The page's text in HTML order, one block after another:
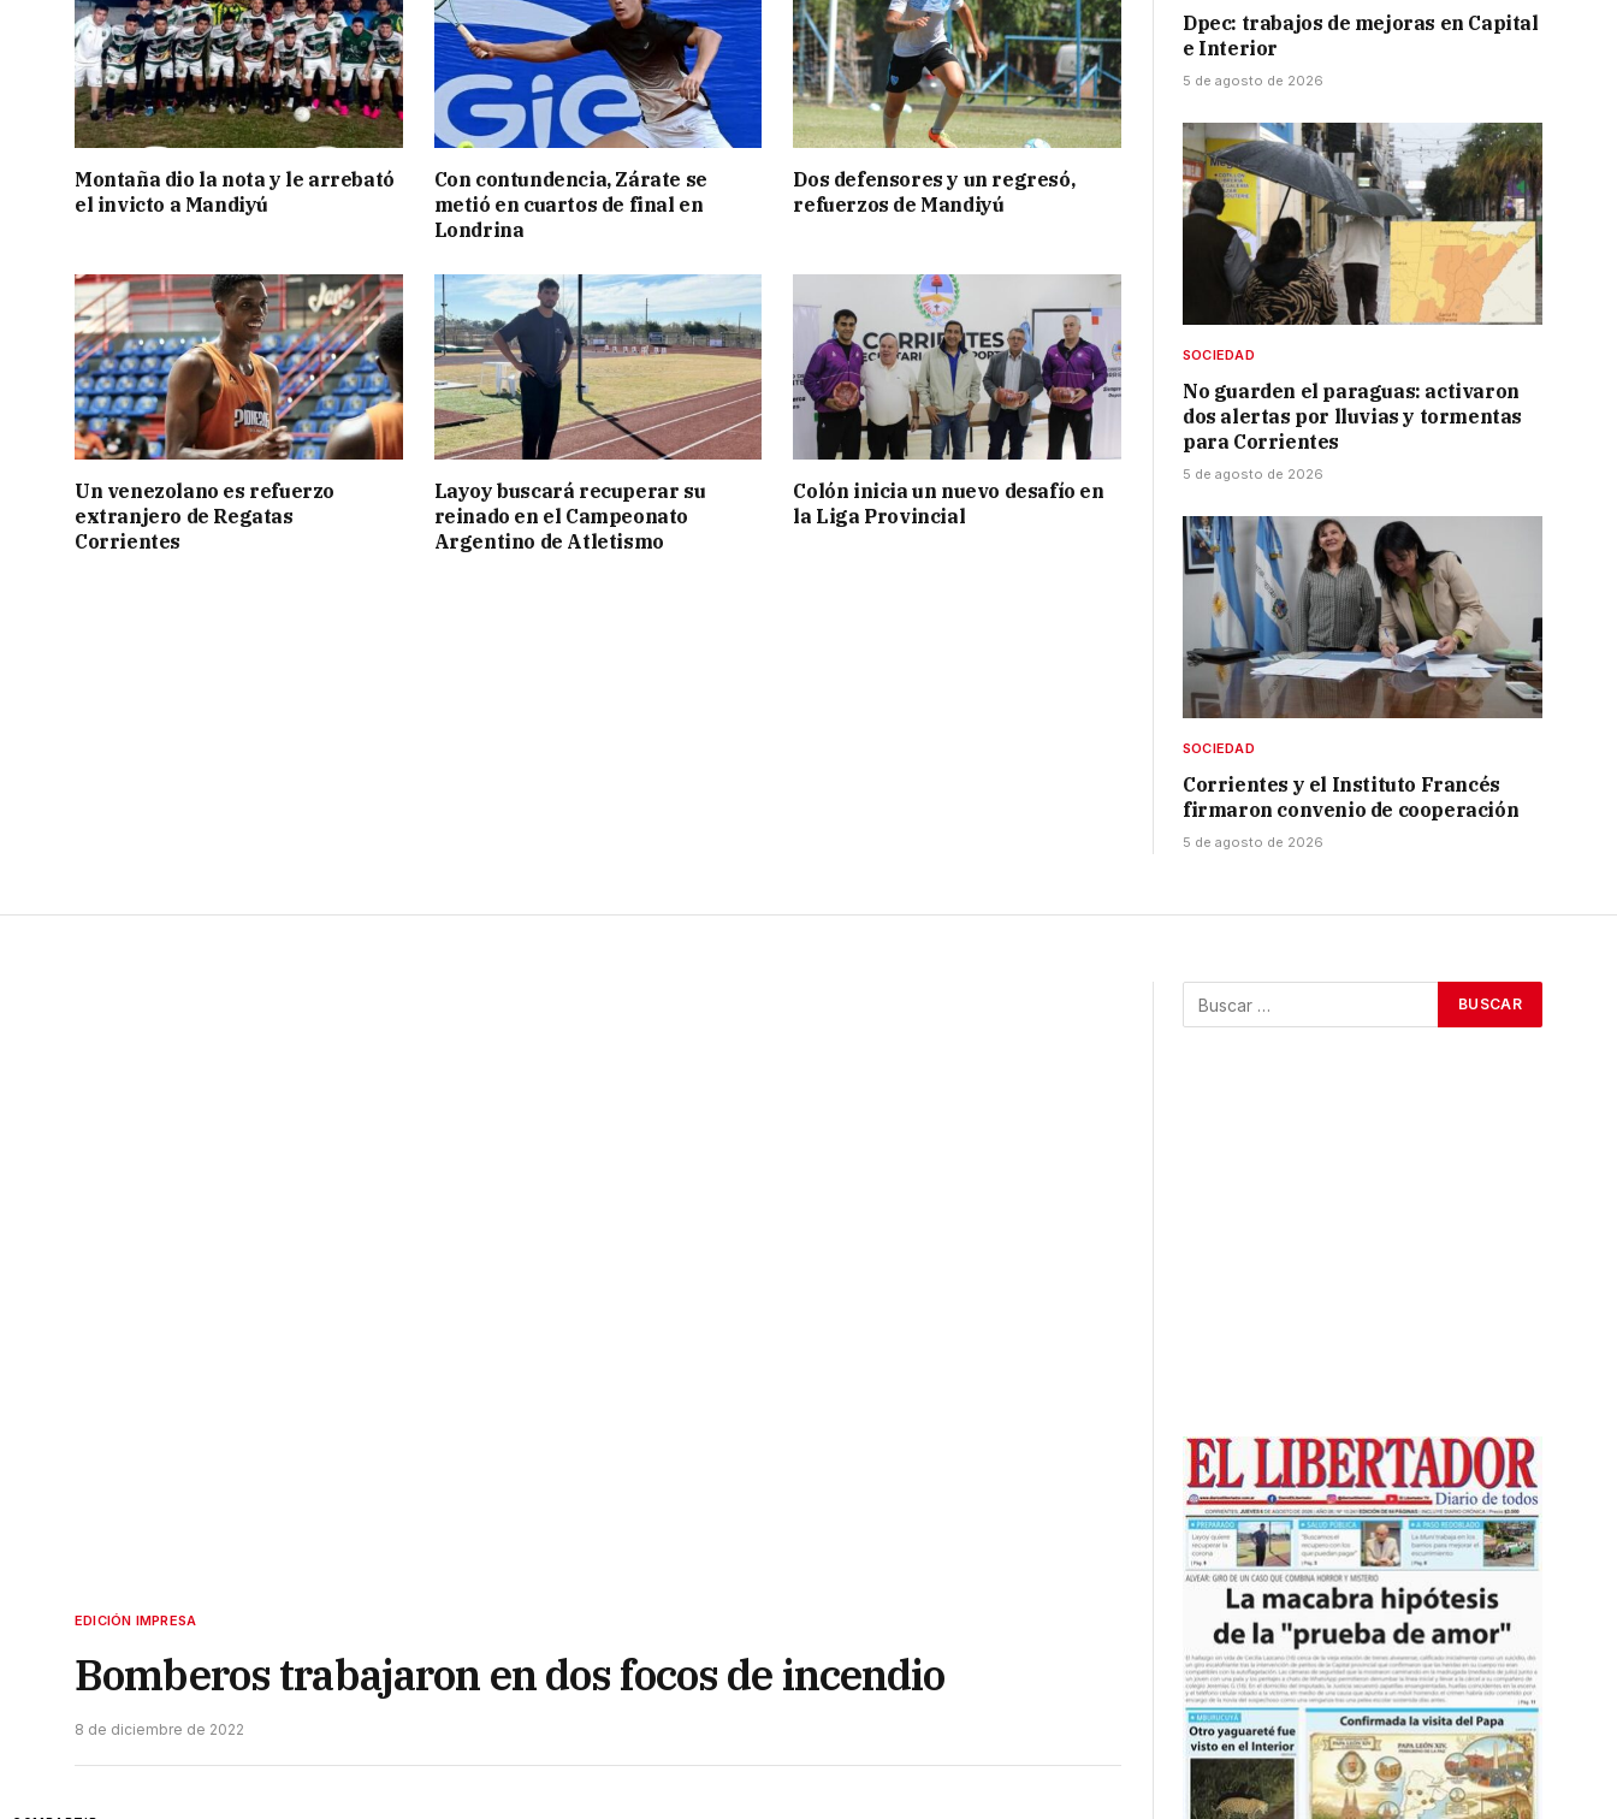
Montaña dio la nota y le arrebató
el invicto a Mandiyú
Con contundencia, Zárate se
metió en cuartos de final en
Londrina
Dos defensores y un regresó,
refuerzos de Mandiyú
Un venezolano es refuerzo
extranjero de Regatas
Corrientes
Layoy buscará recuperar su
reinado en el Campeonato
Argentino de Atletismo
Colón inicia un nuevo desafío en
la Liga Provincial
Dpec: trabajos de mejoras en Capital
e Interior
5 de agosto de 2026
SOCIEDAD
No guarden el paraguas: activaron
dos alertas por lluvias y tormentas
para Corrientes
5 de agosto de 2026
SOCIEDAD
Corrientes y el Instituto Francés
firmaron convenio de cooperación
5 de agosto de 2026
EDICIÓN IMPRESA
Bomberos trabajaron en dos focos de incendio
8 de diciembre de 2022